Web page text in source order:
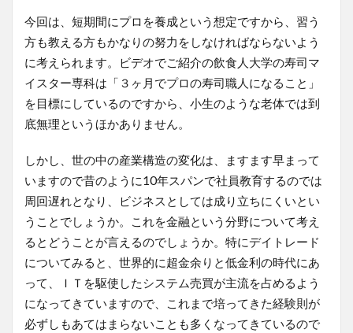
今回は、短期間にプロを養成という想定ですから、習う
方も教える方もかなりの努力をしなければならないよう
に考えられます。ビデオでご紹介の飲食人大学の寿司マ
イスター専科は「３ヶ月でプロの寿司職人になること」
を目標にしているのですから、小生のような老体では到
底無理というほかありません。
しかし、世の中の産業構造の変化は、ますます早まって
いますので昔のように10年スパンで社員教育するのでは
周回遅れとなり、ビジネスとしては成り立ちにくいとい
うことでしょうか。これを金融という分野について考え
るとどうことが言えるのでしょうか。特にデイトレード
についてみると、世界的に超金余りと低金利の時代にあ
って、ＩＴを駆使したシステム売買が主流を占めるよう
になってきていますので、これまで培ってきた経験則が
必ずしもあてはまらないことも多くなってきているので